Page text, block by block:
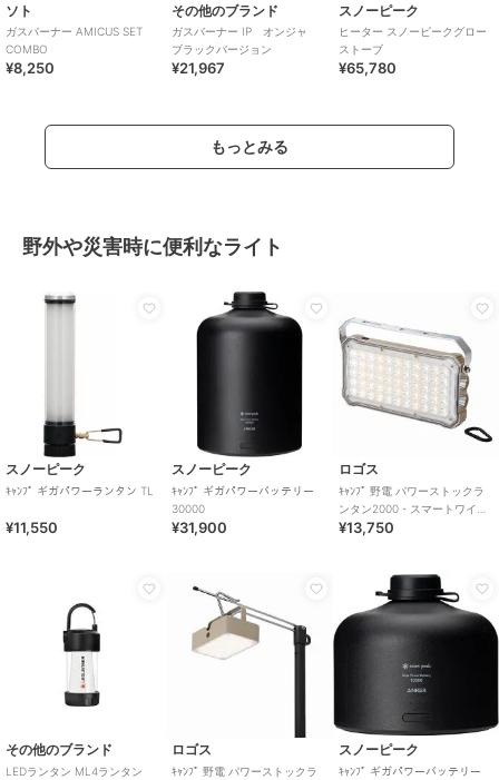
ソト
ガスバーナー AMICUS SET
COMBO
¥8,250
その他のブランド
ガスバーナー IP オンジャ
ブラックバージョン
¥21,967
スノーピーク
ヒーター スノーピークグロー
ストーブ
¥65,780
もっとみる
野外や災害時に便利なライト
スノーピーク
ｷｬﾝﾌﾟ ギガパワーランタン TL
¥11,550
スノーピーク
ｷｬﾝﾌﾟ ギガパワーバッテリー
30000
¥31,900
ロゴス
ｷｬﾝﾌﾟ 野電 パワーストックラ
ンタン2000・スマートワイヤ
レス
¥13,750
その他のブランド
LEDランタン ML4ランタン
ロゴス
ｷｬﾝﾌﾟ 野電 パワーストックラ
スノーピーク
ｷｬﾝﾌﾟ ギガパワーバッテリー